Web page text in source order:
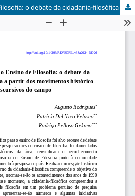
Filosofia do Ensino de Filosofia: o debate da cidadania-filosófica a partir dos movimentos histórico-discursivos do campo